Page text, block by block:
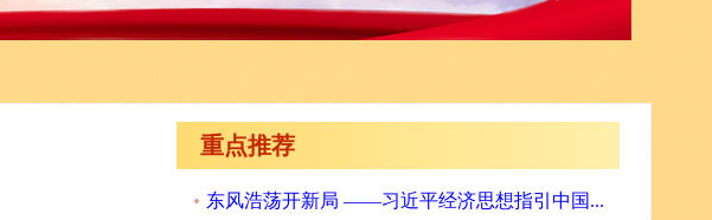
重点推荐
东风浩荡开新局 ——习近平经济思想指引中国...